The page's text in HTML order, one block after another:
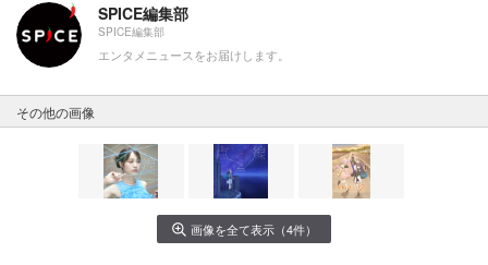
SPICE編集部
SPICE編集部
エンタメニュースをお届けします。
その他の画像
画像を全て表示（4件）